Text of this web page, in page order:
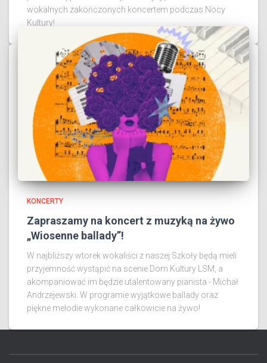
wokalnych zakończonych koncertem podczas Nocy
Kultury!
KONCERTY
Zapraszamy na koncert z muzyką na żywo
„Wiosenne ballady”!
W najbliższy wtorek wokaliści z naszej Szkoły będą mieli
przyjemność wystąpić na scenie Dom Kultury LSM, a
akompaniować im będzie utalentowany pianista - Michał
Andrzejewski. W programie wyjątkowe ballady oraz
piękne melodie wykonane całkowicie na żywo!